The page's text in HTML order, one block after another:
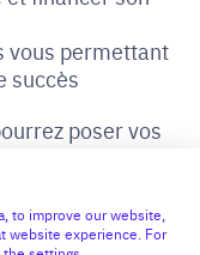
vous permettant
succès
poser vos
vous
de reprise et
vous
to improve our website,
website experience. For